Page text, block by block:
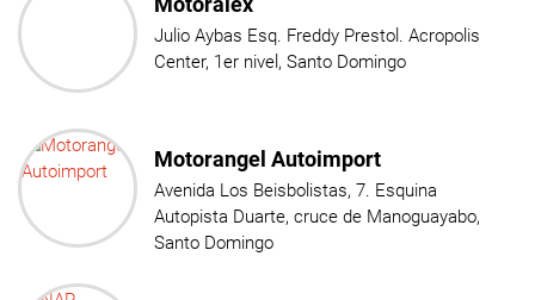
Julio Aybas Esq. Freddy Prestol. Acropolis
Center, 1er nivel, Santo Domingo
Motorangel Autoimport
Avenida Los Beisbolistas, 7. Esquina
Autopista Duarte, cruce de Manoguayabo,
Santo Domingo